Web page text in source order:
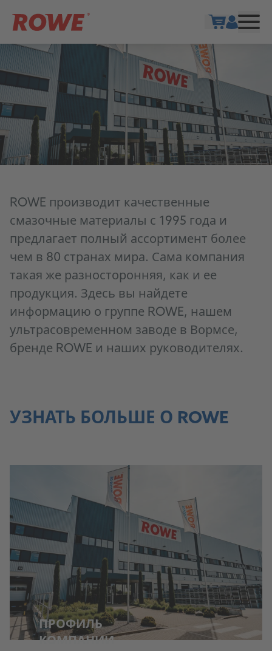
ROWE производит качественные
смазочные материалы с 1995 года и
предлагает полный ассортимент более
чем в 80 странах мира. Сама компания
такая же разносторонняя, как и ее
продукция. Здесь вы найдете
информацию о группе ROWE, нашем
ультрасовременном заводе в Вормсе,
бренде ROWE и наших руководителях.
УЗНАТЬ БОЛЬШЕ О ROWE
ПРОФИЛЬ
КОМПАНИИ